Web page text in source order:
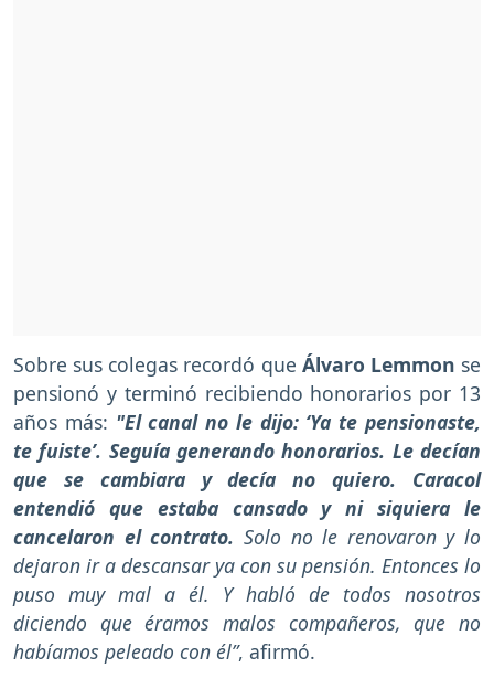
Sobre sus colegas recordó que Álvaro Lemmon se
pensionó y terminó recibiendo honorarios por 13
años más: "El canal no le dijo: ‘Ya te pensionaste,
te fuiste’. Seguía generando honorarios. Le decían
que se cambiara y decía no quiero. Caracol
entendió que estaba cansado y ni siquiera le
cancelaron el contrato. Solo no le renovaron y lo
dejaron ir a descansar ya con su pensión. Entonces lo
puso muy mal a él. Y habló de todos nosotros
diciendo que éramos malos compañeros, que no
habíamos peleado con él”, afirmó.